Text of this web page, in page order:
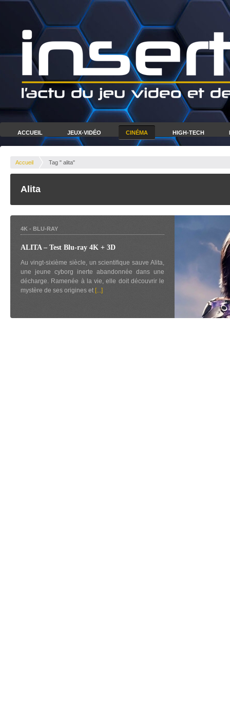
ACCUEIL JEUX-VIDÉO CINÉMA HIGH-TECH
Accueil Tag " alita"
Alita
4K - BLU-RAY
ALITA – Test Blu-ray 4K + 3D
Au vingt-sixième siècle, un scientifique sauve Alita,
une jeune cyborg inerte abandonnée dans une
décharge. Ramenée à la vie, elle doit découvrir le
mystère de ses origines et [...]